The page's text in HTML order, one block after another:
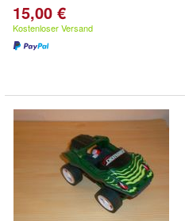
15,00 €
Kostenloser Versand